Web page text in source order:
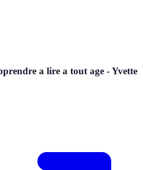
a lire a tout age - Yvette